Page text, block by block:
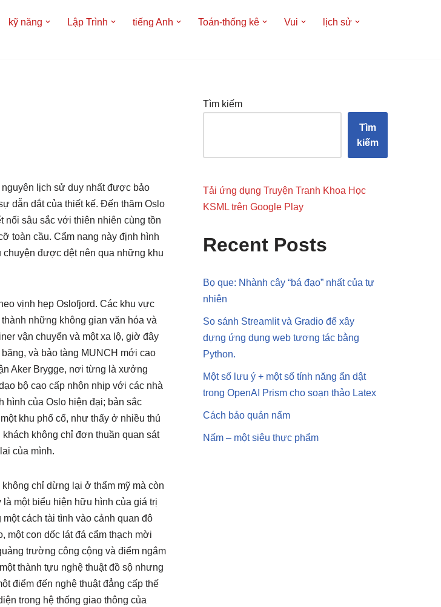
kỹ năng Lập Trình tiếng Anh Toán-thống kê Vui
lịch sử
lịch sử duy nhất được bảo
dẫn dắt của thiết kế. Đến thăm Oslo
nối sâu sắc với thiên nhiên cùng tồn
toàn cầu. Cẩm nang này định hình
chuyện được dệt nên qua những khu
vịnh hẹp Oslofjord. Các khu vực
những không gian văn hóa và
vận chuyển và một xa lộ, giờ đây
và bảo tàng MUNCH mới cao
Aker Brygge, nơi từng là xưởng
bộ cao cấp nhộn nhịp với các nhà
hình của Oslo hiện đại; bản sắc
khu phố cổ, như thấy ở nhiều thủ
không chỉ đơn thuần quan sát
của mình.
chỉ dừng lại ở thẩm mỹ mà còn
một biểu hiện hữu hình của giá trị
cách tài tình vào cảnh quan đô
một con dốc lát đá cẩm thạch mời
trường công cộng và điểm ngắm
thành tựu nghệ thuật đồ sộ nhưng
điểm đến nghệ thuật đẳng cấp thế
trong hệ thống giao thông của
Tìm kiếm
Tìm
kiếm
Tải ứng dụng Truyện Tranh Khoa Học
KSML trên Google Play
Recent Posts
Bọ que: Nhành cây “bá đạo” nhất của tự
nhiên
So sánh Streamlit và Gradio để xây
dựng ứng dụng web tương tác bằng
Python.
Một số lưu ý + một số tính năng ẩn dật
trong OpenAI Prism cho soạn thảo Latex
Cách bảo quản nấm
Nấm – một siêu thực phẩm